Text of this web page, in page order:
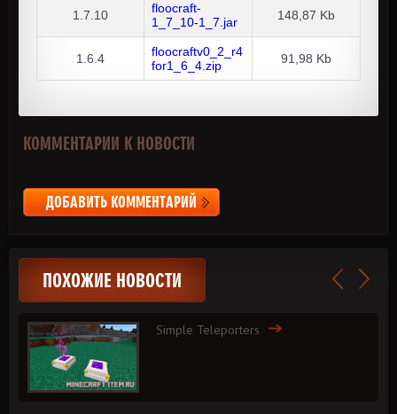
1.7.10
floocraft-
1_7_10-1_7.jar
148,87 Kb
1.6.4
floocraftv0_2_r4
for1_6_4.zip
91,98 Kb
КОММЕНТАРИИ К НОВОСТИ
ДОБАВИТЬ КОММЕНТАРИЙ
ПОХОЖИЕ НОВОСТИ
Simple Teleporters